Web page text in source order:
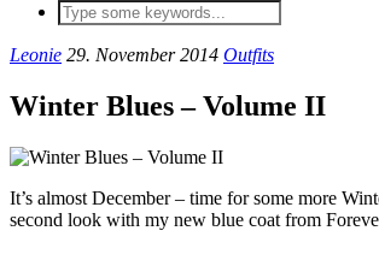
Leonie 29. November 2014 Outfits
Winter Blues – Volume II
It’s almost December – time for some more
second look with my new blue coat from